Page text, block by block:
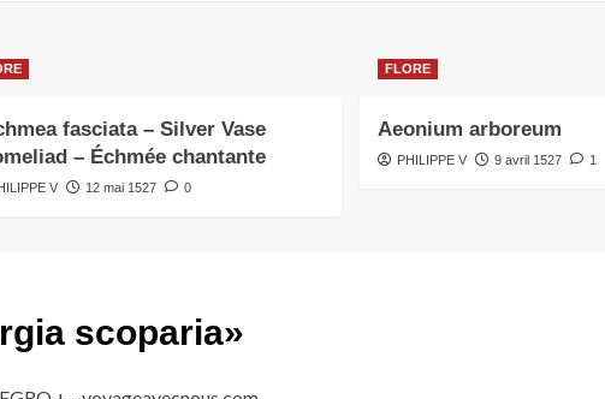
fasciata – Silver Vase
– Échmée chantante
V 12 mai 1527 0
FLORE
Aeonium arboreum
PHILIPPE V 9 avril 1527 1
scoparia»